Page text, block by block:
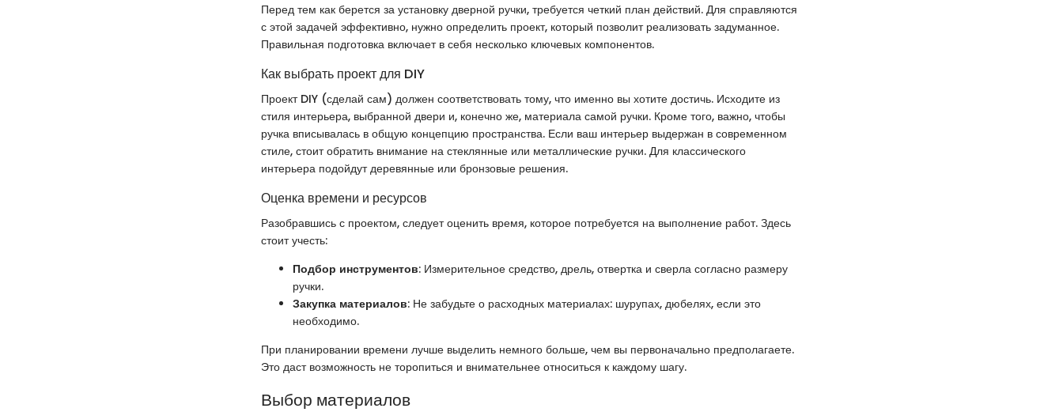
Перед тем как берется за установку дверной ручки, требуется четкий план действий. Для справляются
с этой задачей эффективно, нужно определить проект, который позволит реализовать задуманное.
Правильная подготовка включает в себя несколько ключевых компонентов.
Как выбрать проект для DIY
Проект DIY (сделай сам) должен соответствовать тому, что именно вы хотите достичь. Исходите из
стиля интерьера, выбранной двери и, конечно же, материала самой ручки. Кроме того, важно, чтобы
ручка вписывалась в общую концепцию пространства. Если ваш интерьер выдержан в современном
стиле, стоит обратить внимание на стеклянные или металлические ручки. Для классического
интерьера подойдут деревянные или бронзовые решения.
Оценка времени и ресурсов
Разобравшись с проектом, следует оценить время, которое потребуется на выполнение работ. Здесь
стоит учесть:
Подбор инструментов: Измерительное средство, дрель, отвертка и сверла согласно размеру
ручки.
Закупка материалов: Не забудьте о расходных материалах: шурупах, дюбелях, если это
необходимо.
При планировании времени лучше выделить немного больше, чем вы первоначально предполагаете.
Это даст возможность не торопиться и внимательнее относиться к каждому шагу.
Выбор материалов